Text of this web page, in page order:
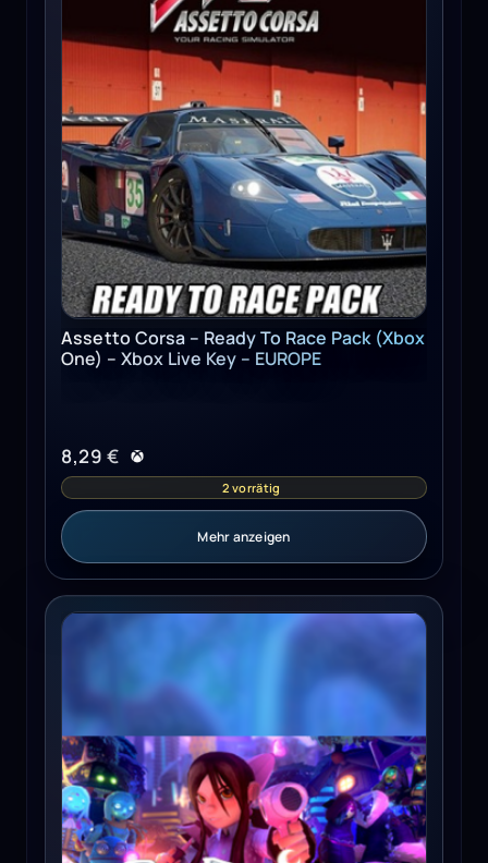
Assetto Corsa – Ready To Race Pack (Xbox
One) – Xbox Live Key – EUROPE
8,29 €
2 vorrätig
Mehr anzeigen
Onirism Steam Key GLOBAL